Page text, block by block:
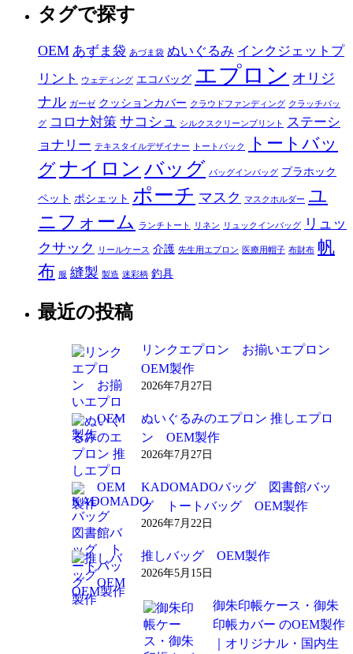
タグで探す
OEM あずま袋 あづま袋 ぬいぐるみ インクジェットプ
リント
ウェディング エコバッグ エプロン オリジ
ナル ガーゼ クッションカバー クラウドファンディング クラッチバッ
グ コロナ対策 サコシュ シルクスクリーンプリント
ステーシ
ョナリー テキスタイルデザイナー トートバック
トートバッ
グナイロン バッグ バッグインバッグ プラホック
ペット ポシェット ポーチ マスク マスクホルダー ユ
ニフォーム
ランチトート リネン リュックインバッグ
リュッ
クサック
リールケース 介護 先生用エプロン 医療用帽子 布財布 帆
布 服 縫製 製造 迷彩柄 釣具
最近の投稿
リンクエプロン お揃いエプロン
OEM製作
2026年7月27日
ぬいぐるみのエプロン 推しエプロ
ン OEM製作
2026年7月27日
KADOMADOバッグ 図書館バッ
グ トートバッグ OEM製作
2026年7月22日
推しバッグ OEM製作
2026年5月15日
御朱印帳ケース・御朱
印帳カバー のOEM製作
｜オリジナル・国内生